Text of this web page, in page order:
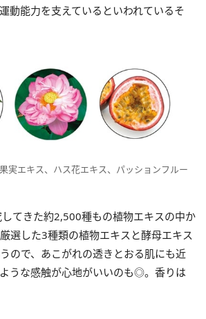
動能力を支えているといわれているそ
果実エキス、ハス花エキス、パッションフルー
てきた約2,500種もの植物エキスの中か
選した3種類の植物エキスと酵母エキス
ので、あこがれの透きとおる肌にも近
うな感触が心地がいいのも◎。香りは